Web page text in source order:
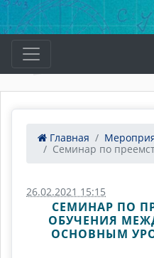
Главная
Семинар по
26.02.2021 15:15
СЕМИНАР ПО
ОБУЧЕНИЯ
ОСНОВНЫМ